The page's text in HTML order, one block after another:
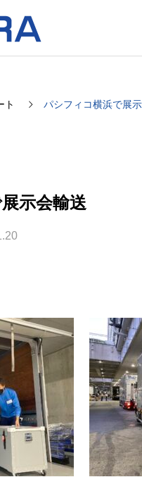
ト パシフィコ横浜で展
示会輸送